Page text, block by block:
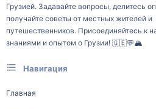
Грузией. Задавайте вопросы, делитесь
получайте советы от местных жителей и
путешественников. Присоединяйтесь к
знаниями и опытом о Грузии! 🇬🇪💬🏔️
Навигация
Главная